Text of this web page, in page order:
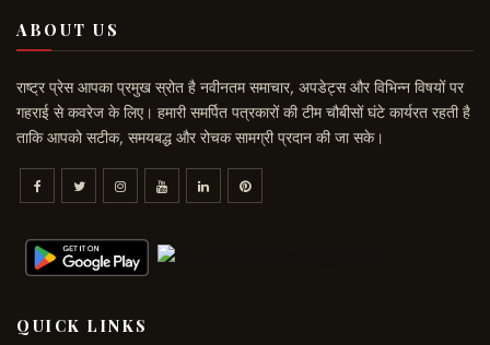
ABOUT US
राष्ट्र प्रेस आपका प्रमुख स्रोत है नवीनतम समाचार, अपडेट्स और विभिन्न विषयों पर
गहराई से कवरेज के लिए। हमारी समर्पित पत्रकारों की टीम चौबीसों घंटे कार्यरत रहती है
ताकि आपको सटीक, समयबद्ध और रोचक सामग्री प्रदान की जा सके।
QUICK LINKS